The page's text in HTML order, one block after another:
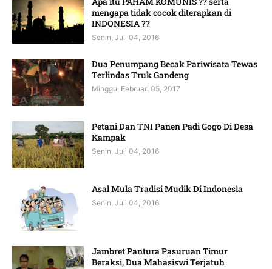
mengapa tidak cocok diterapkan di
INDONESIA ??
Senin, Juli 04, 2016
Dua Penumpang Becak Pariwisata Tewas
Terlindas Truk Gandeng
Minggu, Februari 05, 2017
Petani Dan TNI Panen Padi Gogo Di Desa
Kampak
Senin, Juli 04, 2016
Asal Mula Tradisi Mudik Di Indonesia
Senin, Juli 04, 2016
Jambret Pantura Pasuruan Timur
Beraksi, Dua Mahasiswi Terjatuh